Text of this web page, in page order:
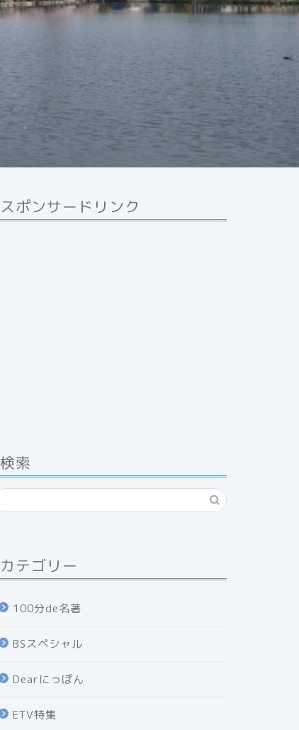
スポンサードリンク
検索
カテゴリー
100分de名著
BSスペシャル
Dearにっぽん
ETV特集